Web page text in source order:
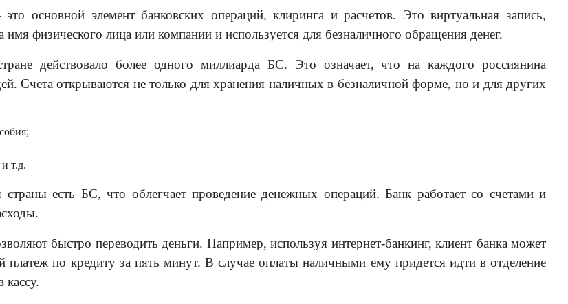
основной элемент банковских операций, клиринга и расчетов. Это виртуальная запись,
имя физического лица или компании и используется для безналичного обращения денег.
действовало более одного миллиарда БС. Это означает, что на каждого россиянина
Счета открываются не только для хранения наличных в безналичной форме, но и для других
т.д.
есть БС, что облегчает проведение денежных операций. Банк работает со счетами и
быстро переводить деньги. Например, используя интернет-банкинг, клиент банка может
платеж по кредиту за пять минут. В случае оплаты наличными ему придется идти в отделение
кассу.